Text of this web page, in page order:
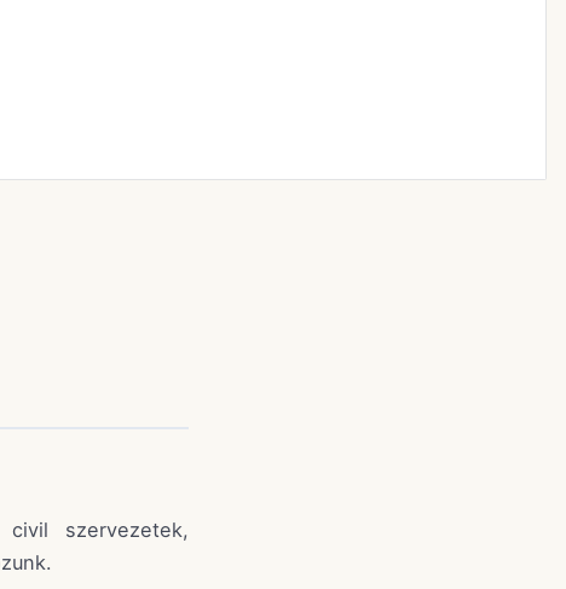
civil szervezetek,